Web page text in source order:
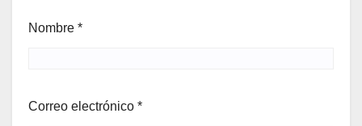
Nombre *
Correo electrónico *